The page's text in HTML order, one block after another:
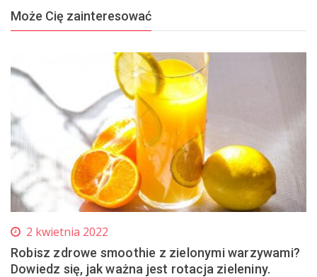
Może Cię zainteresować
2 kwietnia 2022
Robisz zdrowe smoothie z zielonymi warzywami?
Dowiedz się, jak ważna jest rotacja zieleniny.